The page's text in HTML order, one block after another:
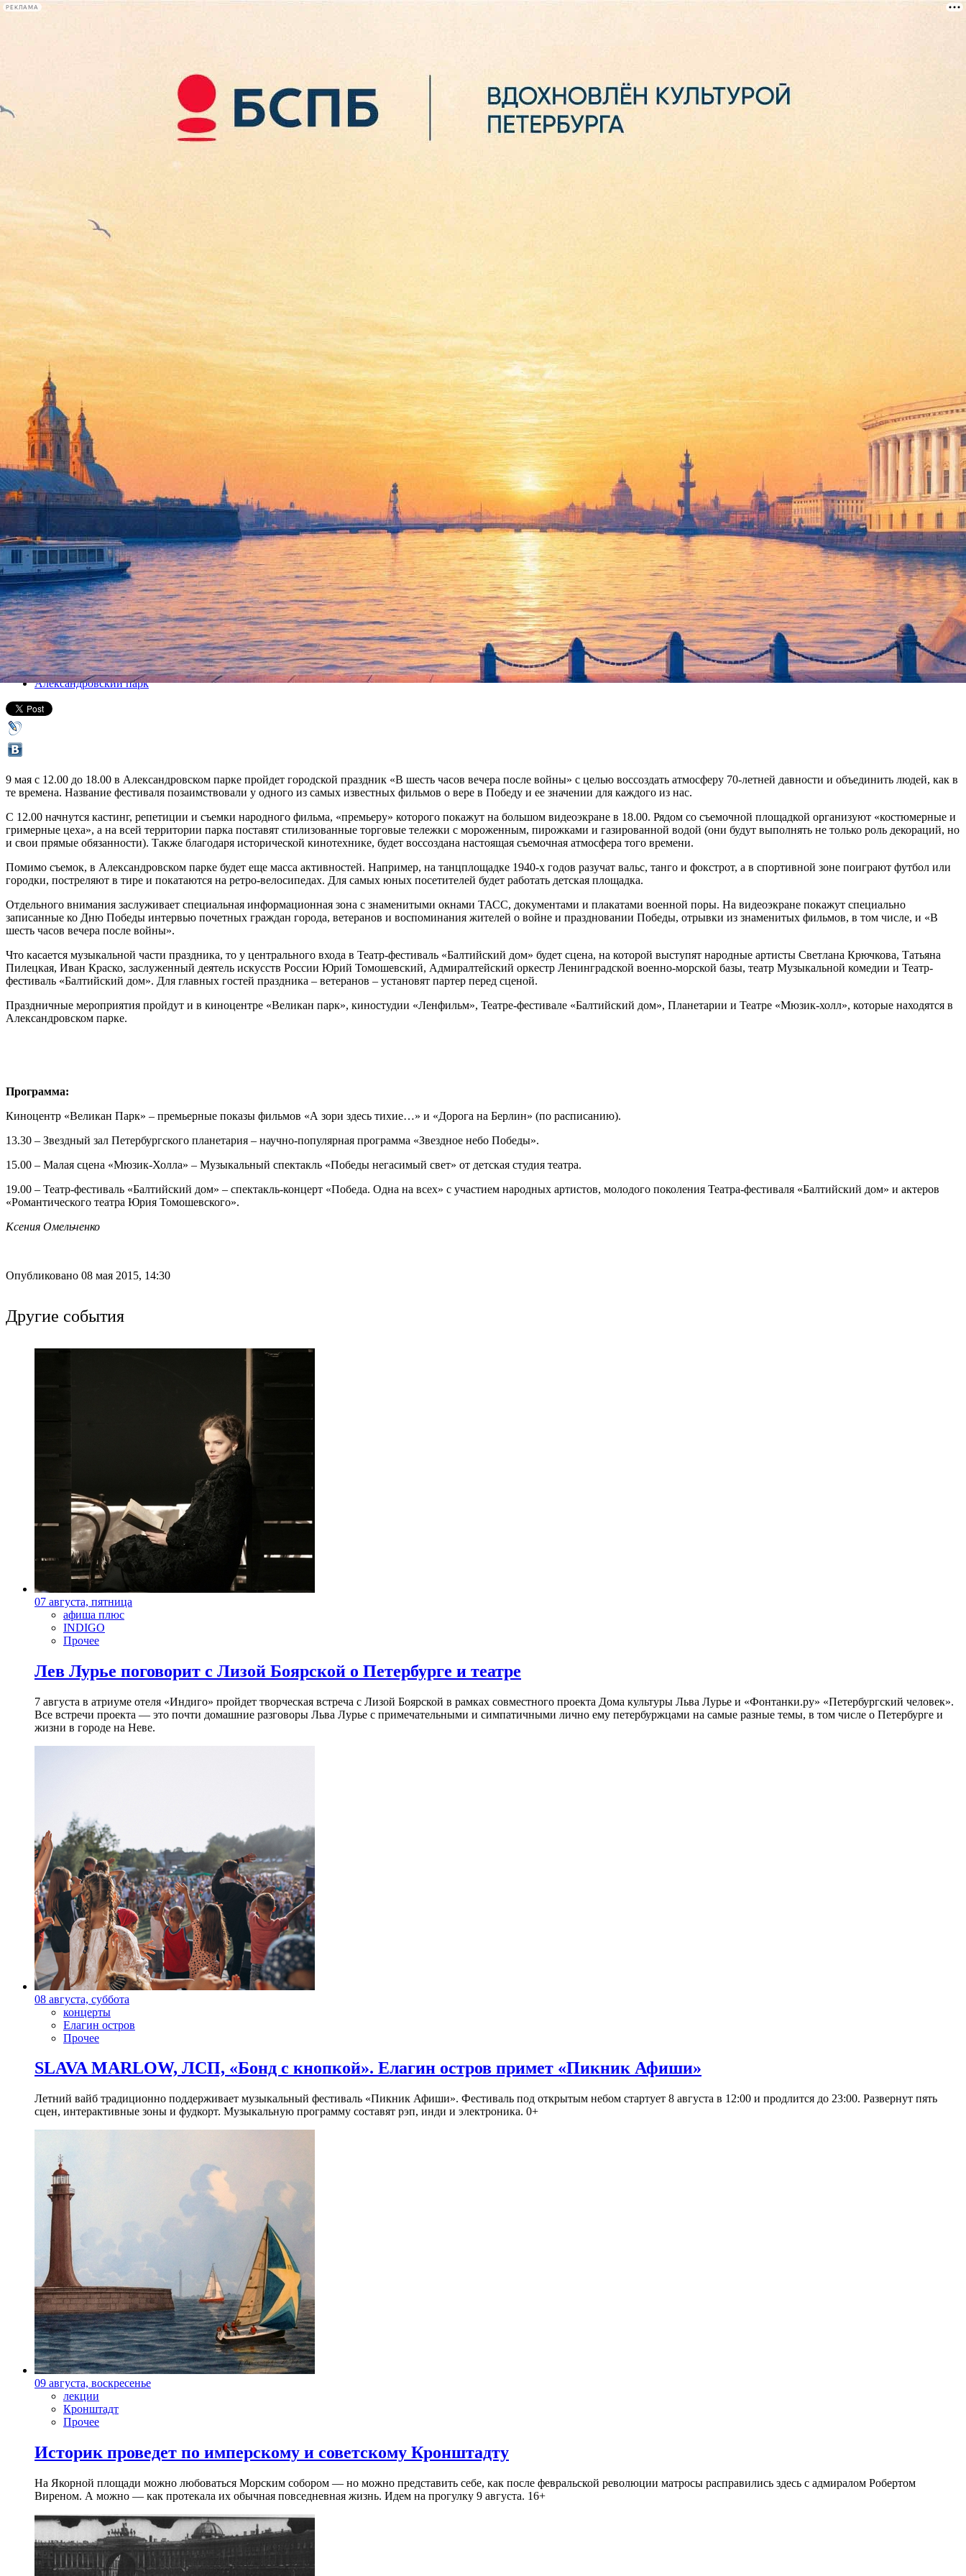
РЕКЛАМА
лекции
книги
Александровский парк приглашает на съемки кино и ретро-танцы
09 мая 2015, суббота,12.00
Версия для печати
Все афиша плюс
Александровский парк
9 мая с 12.00 до 18.00 в Александровском парке пройдет городской праздник «В шесть часов вечера после войны» с целью воссоздать атмосферу 70-летней давности и объединить людей, как в
те времена. Название фестиваля позаимствовали у одного из самых известных фильмов о вере в Победу и ее значении для каждого из нас.
С 12.00 начнутся кастинг, репетиции и съемки народного фильма, «премьеру» которого покажут на большом видеоэкране в 18.00. Рядом со съемочной площадкой организуют «костюмерные и
гримерные цеха», а на всей территории парка поставят стилизованные торговые тележки с мороженным, пирожками и газированной водой (они будут выполнять не только роль декораций, но
и свои прямые обязанности). Также благодаря исторической кинотехнике, будет воссоздана настоящая съемочная атмосфера того времени.
Помимо съемок, в Александровском парке будет еще масса активностей. Например, на танцплощадке 1940-х годов разучат вальс, танго и фокстрот, а в спортивной зоне поиграют футбол или
городки, постреляют в тире и покатаются на ретро-велосипедах. Для самых юных посетителей будет работать детская площадка.
Отдельного внимания заслуживает специальная информационная зона с знаменитыми окнами ТАСС, документами и плакатами военной поры. На видеоэкране покажут специально
записанные ко Дню Победы интервью почетных граждан города, ветеранов и воспоминания жителей о войне и праздновании Победы, отрывки из знаменитых фильмов, в том числе, и «В
шесть часов вечера после войны».
Что касается музыкальной части праздника, то у центрального входа в Театр-фестиваль «Балтийский дом» будет сцена, на которой выступят народные артисты Светлана Крючкова, Татьяна
Пилецкая, Иван Краско, заслуженный деятель искусств России Юрий Томошевский, Адмиралтейский оркестр Ленинградской военно-морской базы, театр Музыкальной комедии и Театр-
фестиваль «Балтийский дом». Для главных гостей праздника – ветеранов – установят партер перед сценой.
Праздничные мероприятия пройдут и в киноцентре «Великан парк», киностудии «Ленфильм», Театре-фестивале «Балтийский дом», Планетарии и Театре «Мюзик-холл», которые находятся в
Александровском парке.
Программа:
Киноцентр «Великан Парк» – премьерные показы фильмов «А зори здесь тихие…» и «Дорога на Берлин» (по расписанию).
13.30 – Звездный зал Петербургского планетария – научно-популярная программа «Звездное небо Победы».
15.00 – Малая сцена «Мюзик-Холла» – Музыкальный спектакль «Победы негасимый свет» от детская студия театра.
19.00 – Театр-фестиваль «Балтийский дом» – спектакль-концерт «Победа. Одна на всех» с участием народных артистов, молодого поколения Театра-фестиваля «Балтийский дом» и актеров
«Романтического театра Юрия Томошевского».
Ксения Омельченко
Опубликовано 08 мая 2015, 14:30
Другие события
07 августа, пятница
афиша плюс
INDIGO
Прочее
Лев Лурье поговорит с Лизой Боярской о Петербурге и театре
7 августа в атриуме отеля «Индиго» пройдет творческая встреча с Лизой Боярской в рамках совместного проекта Дома культуры Льва Лурье и «Фонтанки.ру» «Петербургский человек».
Все встречи проекта — это почти домашние разговоры Льва Лурье с примечательными и симпатичными лично ему петербуржцами на самые разные темы, в том числе о Петербурге и
жизни в городе на Неве.
08 августа, суббота
концерты
Елагин остров
Прочее
SLAVA MARLOW, ЛСП, «Бонд с кнопкой». Елагин остров примет «Пикник Афиши»
Летний вайб традиционно поддерживает музыкальный фестиваль «Пикник Афиши». Фестиваль под открытым небом стартует 8 августа в 12:00 и продлится до 23:00. Развернут пять
сцен, интерактивные зоны и фудкорт. Музыкальную программу составят рэп, инди и электроника. 0+
09 августа, воскресенье
лекции
Кронштадт
Прочее
Историк проведет по имперскому и советскому Кронштадту
На Якорной площади можно любоваться Морским собором — но можно представить себе, как после февральской революции матросы расправились здесь с адмиралом Робертом
Виреном. А можно — как протекала их обычная повседневная жизнь. Идем на прогулку 9 августа. 16+